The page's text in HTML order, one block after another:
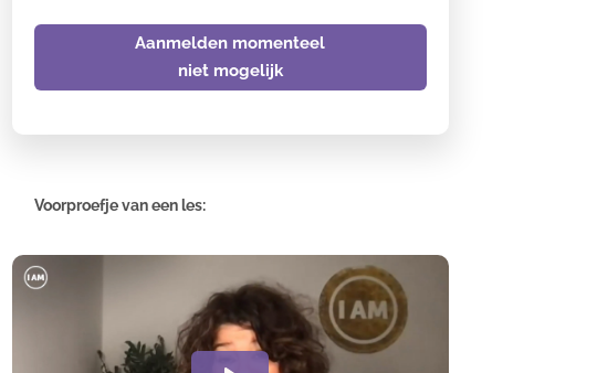
Aanmelden momenteel
niet mogelijk
Voorproefje van een les: